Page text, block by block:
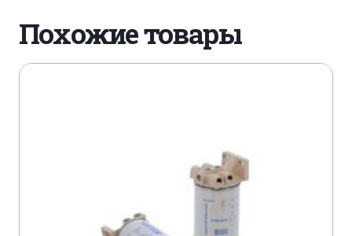
Похожие товары